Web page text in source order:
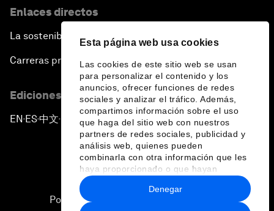
Esta página web usa cookies
Las cookies de este sitio web se usan
para personalizar el contenido y los
anuncios, ofrecer funciones de redes
sociales y analizar el tráfico. Además,
compartimos información sobre el uso
que haga del sitio web con nuestros
partners de redes sociales, publicidad y
análisis web, quienes pueden
combinarla con otra información que les
haya proporcionado o que hayan
recopilado a partir del uso que haya
hecho de sus servicios.
Denegar
Enlaces directos
La sostenibilidad en el Foro
Carreras profesionales
Ediciones en otros idiomas
EN ▪ES▪中文▪ 日本語
Política de privacidad y normas de uso